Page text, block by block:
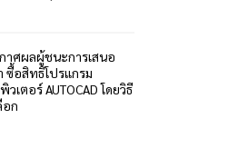
าศผลผู้ชนะการเสนอ
ซื้อสิทธิโปรแกรม
วเตอร์ AUTOCAD โดยวิธี
อก